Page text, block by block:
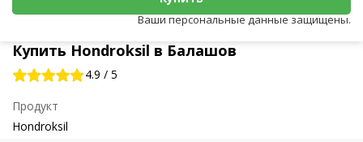
Купить Hondroksil в Балашов
4.9 / 5
Продукт
Hondroksil
Ваши персональные данные защищены.